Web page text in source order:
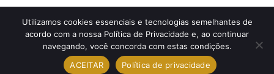
Utilizamos cookies essenciais e tecnologias semelhantes de
acordo com a nossa Política de Privacidade e, ao continuar
navegando, você concorda com estas condições.
ACEITAR
Política de privacidade